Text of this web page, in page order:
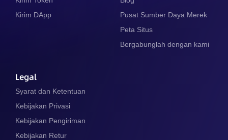
Kirim DApp
Pusat Sumber Daya Merek
Peta Situs
Bergabunglah dengan kami
Legal
Syarat dan Ketentuan
Kebijakan Privasi
Kebijakan Pengiriman
Kebijakan Retur